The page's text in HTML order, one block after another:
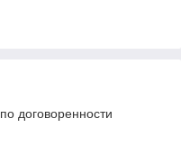
договоренности